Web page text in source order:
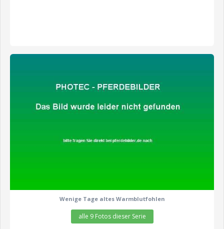
Wenige Tage altes Warmblutfohlen
alle 9 Fotos dieser Serie